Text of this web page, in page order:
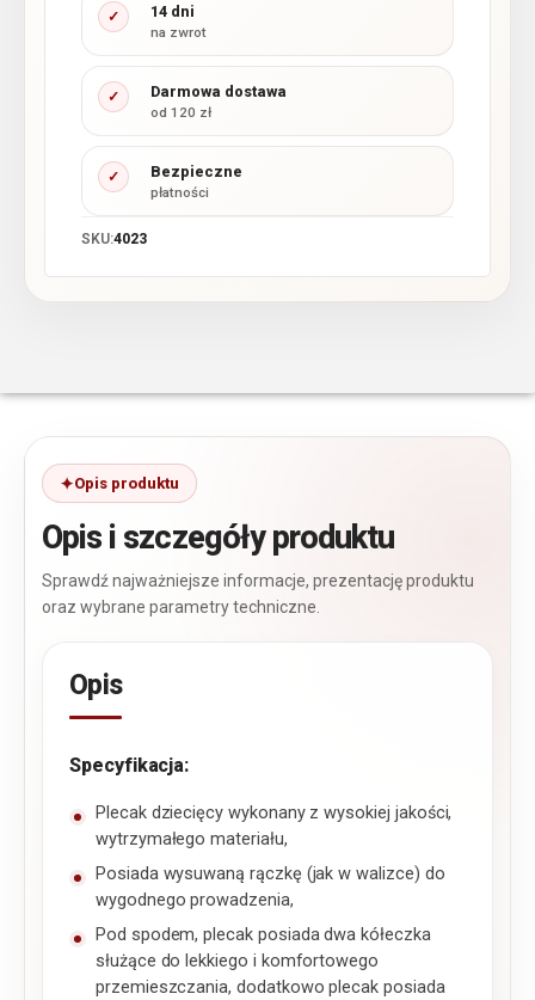
✓ 14 dni
na zwrot
✓ Darmowa dostawa
od 120 zł
✓ Bezpieczne
płatności
SKU:4023
Opis produktu
Opis i szczegóły produktu
Sprawdź najważniejsze informacje, prezentację produktu
oraz wybrane parametry techniczne.
Opis
Specyfikacja:
Plecak dziecięcy wykonany z wysokiej jakości,
wytrzymałego materiału,
Posiada wysuwaną rączkę (jak w walizce) do
wygodnego prowadzenia,
Pod spodem, plecak posiada dwa kółeczka
służące do lekkiego i komfortowego
przemieszczania, dodatkowo plecak posiada